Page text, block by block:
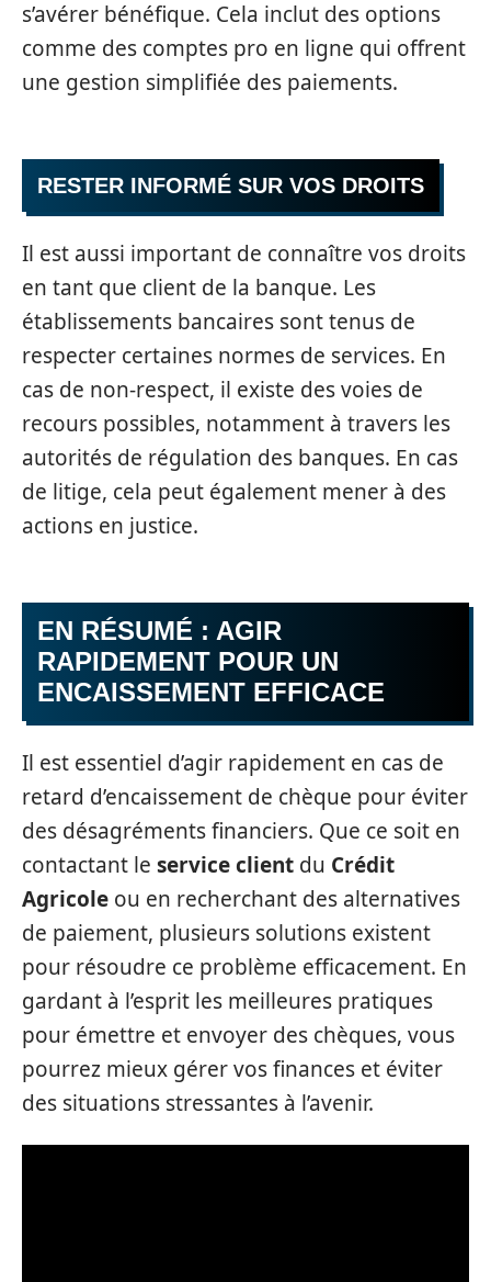
s’avérer bénéfique. Cela inclut des options
comme des comptes pro en ligne qui offrent
une gestion simplifiée des paiements.
RESTER INFORMÉ SUR VOS DROITS
Il est aussi important de connaître vos droits
en tant que client de la banque. Les
établissements bancaires sont tenus de
respecter certaines normes de services. En
cas de non-respect, il existe des voies de
recours possibles, notamment à travers les
autorités de régulation des banques. En cas
de litige, cela peut également mener à des
actions en justice.
EN RÉSUMÉ : AGIR
RAPIDEMENT POUR UN
ENCAISSEMENT EFFICACE
Il est essentiel d’agir rapidement en cas de
retard d’encaissement de chèque pour éviter
des désagréments financiers. Que ce soit en
contactant le service client du Crédit
Agricole ou en recherchant des alternatives
de paiement, plusieurs solutions existent
pour résoudre ce problème efficacement. En
gardant à l’esprit les meilleures pratiques
pour émettre et envoyer des chèques, vous
pourrez mieux gérer vos finances et éviter
des situations stressantes à l’avenir.